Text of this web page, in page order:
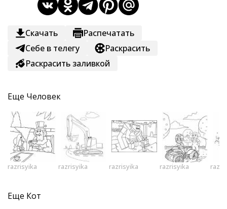
Скачать
Распечатать
Себе в телегу
Раскрасить
Раскрасить заливкой
Еще Человек
razrisyika razrisyika razrisyika razrisyika
Еще Кот